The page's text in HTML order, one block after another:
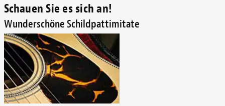
Schauen Sie es sich an!
Wunderschöne Schildpattimitate